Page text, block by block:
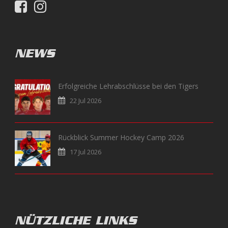
NEWS
Erfolgreiche Lehrabschlüsse bei den Tigers
22 Jul 2026
Rückblick Summer Hockey Camp 2026
17 Jul 2026
NÜTZLICHE LINKS